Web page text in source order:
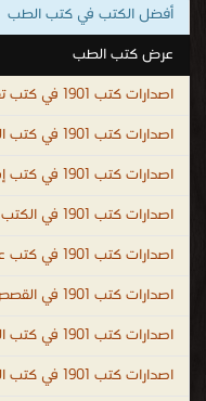
General Dentistry الطب
أفضل الكتب في كتب الطب
عرض كتب الطب
اصدارات كتب 1901 في كتب تقنية المعلومات
اصدارات كتب 1901 في كتب التاريخ
اصدارات كتب 1901 في كتب إسلامية
اصدارات كتب 1901 في الكتب التعليمية
اصدارات كتب 1901 في كتب علوم عسكرية و قانون دولي
اصدارات كتب 1901 في القصص والروايات والمجلّات
اصدارات كتب 1901 في كتب التنمية البشرية
اصدارات كتب 1901 في كتب الروايات الأجنبية والعالمية